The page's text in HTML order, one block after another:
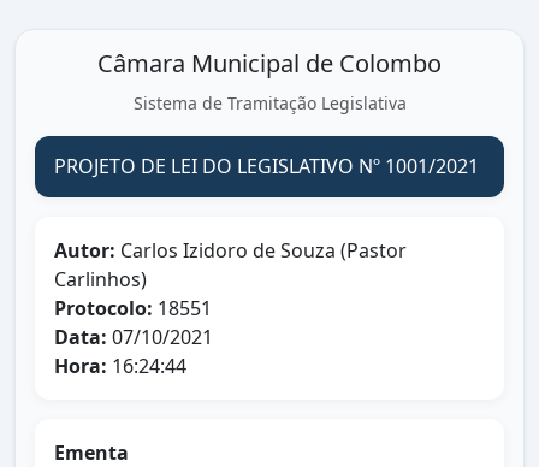
Câmara Municipal de Colombo
Sistema de Tramitação Legislativa
PROJETO DE LEI DO LEGISLATIVO Nº 1001/2021
Autor: Carlos Izidoro de Souza (Pastor
Carlinhos)
Protocolo: 18551
Data: 07/10/2021
Hora: 16:24:44
Ementa